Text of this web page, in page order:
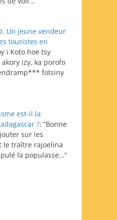
Un jeune vendeur
touristes en
i Koto hoe tsy
izy, ka porofo
fotsiny
est-il la
?: “Bonne
sur les
le traître rajoelina
la populasse…”